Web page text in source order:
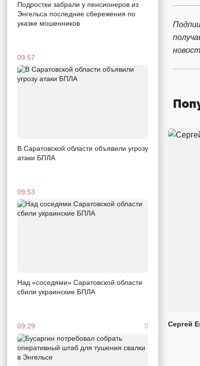
Подростки забрали у пенсионеров из
Энгельса последние сбережения по
указке мошенников
09:57
В Саратовской области объявили угрозу
атаки БПЛА
09:53
Над «соседями» Саратовской области
сбили украинские БПЛА
09:29 Сергей